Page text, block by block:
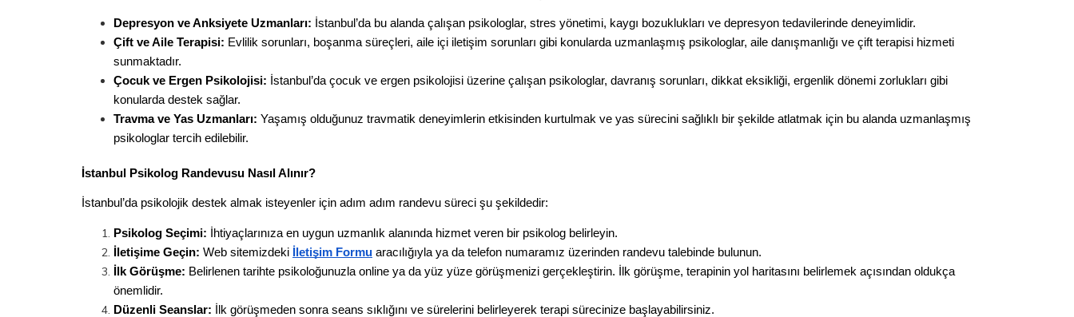
Depresyon ve Anksiyete Uzmanları: İstanbul’da bu alanda çalışan psikologlar, stres yönetimi, kaygı bozuklukları ve depresyon tedavilerinde deneyimlidir.
Çift ve Aile Terapisi: Evlilik sorunları, boşanma süreçleri, aile içi iletişim sorunları gibi konularda uzmanlaşmış psikologlar, aile danışmanlığı ve çift terapisi hizmeti
sunmaktadır.
Çocuk ve Ergen Psikolojisi: İstanbul’da çocuk ve ergen psikolojisi üzerine çalışan psikologlar, davranış sorunları, dikkat eksikliği, ergenlik dönemi zorlukları gibi
konularda destek sağlar.
Travma ve Yas Uzmanları: Yaşamış olduğunuz travmatik deneyimlerin etkisinden kurtulmak ve yas sürecini sağlıklı bir şekilde atlatmak için bu alanda uzmanlaşmış
psikologlar tercih edilebilir.
İstanbul Psikolog Randevusu Nasıl Alınır?
İstanbul’da psikolojik destek almak isteyenler için adım adım randevu süreci şu şekildedir:
Psikolog Seçimi: İhtiyaçlarınıza en uygun uzmanlık alanında hizmet veren bir psikolog belirleyin.
İletişime Geçin: Web sitemizdeki İletişim Formu aracılığıyla ya da telefon numaramız üzerinden randevu talebinde bulunun.
İlk Görüşme: Belirlenen tarihte psikoloğunuzla online ya da yüz yüze görüşmenizi gerçekleştirin. İlk görüşme, terapinin yol haritasını belirlemek açısından oldukça
önemlidir.
Düzenli Seanslar: İlk görüşmeden sonra seans sıklığını ve sürelerini belirleyerek terapi sürecinize başlayabilirsiniz.